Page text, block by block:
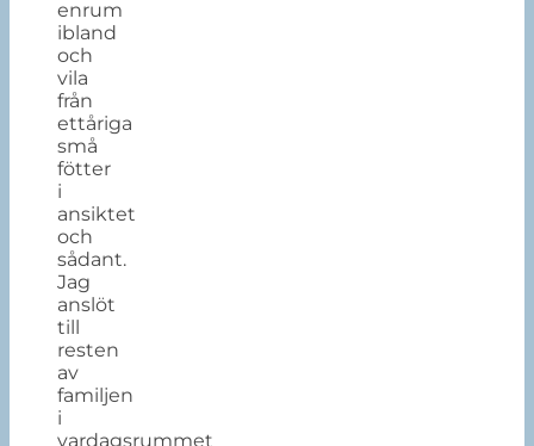
enrum
ibland
och
vila
från
ettåriga
små
fötter
i
ansiktet
och
sådant.
Jag
anslöt
till
resten
av
familjen
i
vardagsrummet